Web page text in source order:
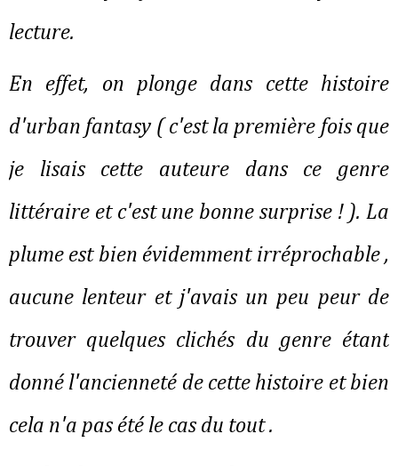
lecture.
En effet, on plonge dans cette histoire
d'urban fantasy ( c'est la première fois que
je lisais cette auteure dans ce genre
littéraire et c'est une bonne surprise ! ). La
plume est bien évidemment irréprochable ,
aucune lenteur et j'avais un peu peur de
trouver quelques clichés du genre étant
donné l'ancienneté de cette histoire et bien
cela n'a pas été le cas du tout .